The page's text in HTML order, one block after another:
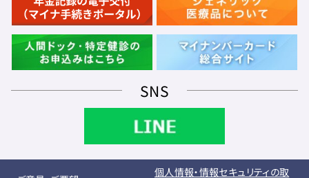
SNS
個人情報・情報セキュリティの取